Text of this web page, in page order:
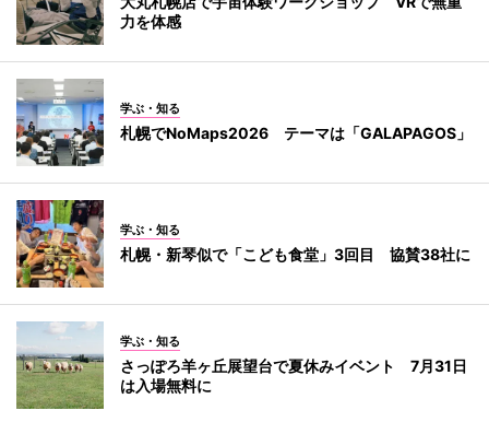
力を体感
学ぶ・知る
札幌でNoMaps2026 テーマは「GALAPAGOS」
学ぶ・知る
札幌・新琴似で「こども食堂」3回目 協賛38社に
学ぶ・知る
さっぽろ羊ヶ丘展望台で夏休みイベント 7月31日
は入場無料に